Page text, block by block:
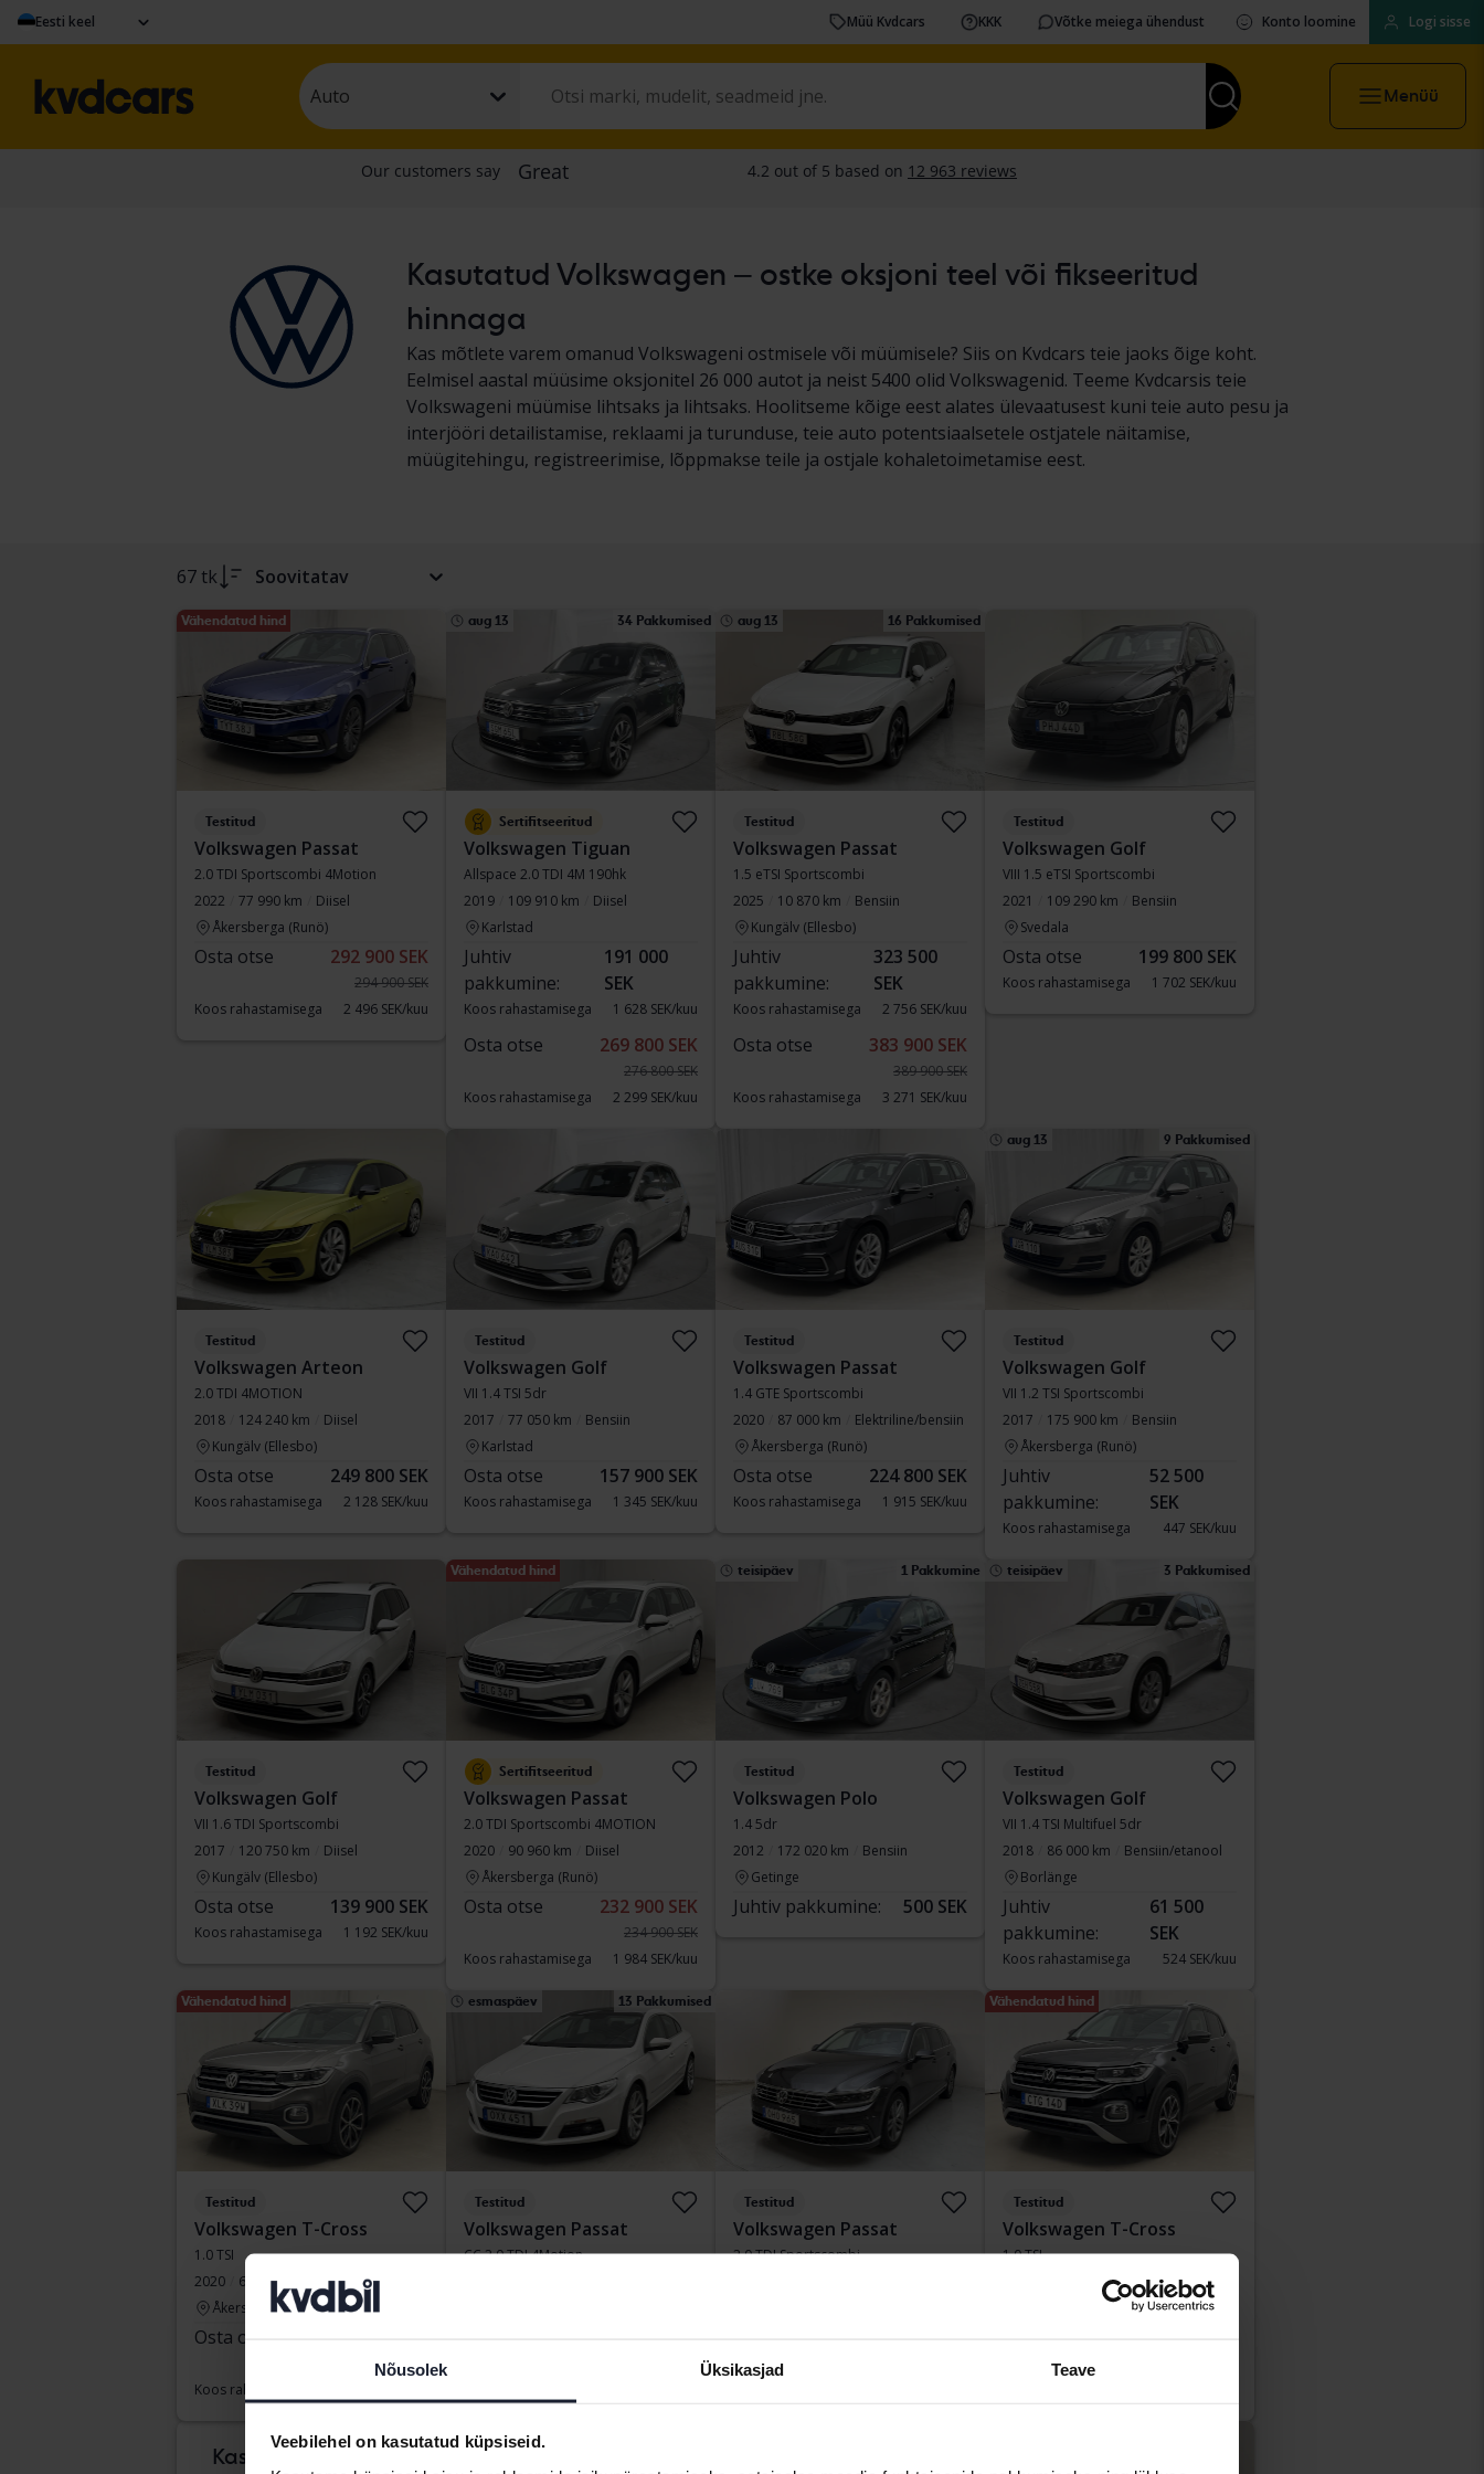
Nõusolek Üksikasjad Teave
Veebilehel on kasutatud küpsiseid.
Eesti keel Müü Kvdcars KKK Võtke meiega ühendust Konto loomine Logi sisse
Auto Menüü
Kasutatud Volkswagen – ostke oksjoni teel või fikseeritud
hinnaga
Kas mõtlete varem omanud Volkswageni ostmisele või müümisele? Siis on Kvdcars teie jaoks õige koht.
Eelmisel aastal müüsime oksjonitel 26 000 autot ja neist 5400 olid Volkswagenid. Teeme Kvdcarsis teie
Volkswageni müümise lihtsaks ja lihtsaks. Hoolitseme kõige eest alates ülevaatusest kuni teie auto pesu ja
interjööri detailistamise, reklaami ja turunduse, teie auto potentsiaalsetele ostjatele näitamise,
müügitehingu, registreerimise, lõppmakse teile ja ostjale kohaletoimetamise eest.
67 tk Soovitatav
Vähendatud hind
Testitud
Volkswagen Passat
2.0 TDI Sportscombi 4Motion
2022
77 990 km
Diisel
Åkersberga (Runö)
Osta otse 292 900 SEK
294 900 SEK
Koos rahastamisega
2 496 SEK/kuu
aug 13 34 Pakkumised
Sertifitseeritud
Volkswagen Tiguan
Allspace 2.0 TDI 4M 190hk
2019
109 910 km
Diisel
Karlstad
Juhtiv
pakkumine:
191 000
SEK
Koos rahastamisega 1 628 SEK/kuu
Osta otse 269 800 SEK
276 800 SEK
Koos rahastamisega
2 299 SEK/kuu
aug 13 16 Pakkumised
Testitud
Volkswagen Passat
1.5 eTSI Sportscombi
2025
10 870 km
Bensiin
Kungälv (Ellesbo)
Juhtiv
pakkumine:
323 500
SEK
Koos rahastamisega 2 756 SEK/kuu
Osta otse 383 900 SEK
389 900 SEK
Koos rahastamisega
3 271 SEK/kuu
Testitud
Volkswagen Golf
VIII 1.5 eTSI Sportscombi
2021
109 290 km
Bensiin
Svedala
Osta otse 199 800 SEK
Koos rahastamisega 1 702 SEK/kuu
Testitud
Volkswagen Arteon
2.0 TDI 4MOTION
2018
124 240 km
Diisel
Kungälv (Ellesbo)
Osta otse 249 800 SEK
Koos rahastamisega 2 128 SEK/kuu
Testitud
Volkswagen Golf
VII 1.4 TSI 5dr
2017
77 050 km
Bensiin
Karlstad
Osta otse 157 900 SEK
Koos rahastamisega 1 345 SEK/kuu
Testitud
Volkswagen Passat
1.4 GTE Sportscombi
2020
87 000 km
Elektriline/bensiin
Åkersberga (Runö)
Osta otse 224 800 SEK
Koos rahastamisega 1 915 SEK/kuu
aug 13 9 Pakkumised
Testitud
Volkswagen Golf
VII 1.2 TSI Sportscombi
2017
175 900 km
Bensiin
Åkersberga (Runö)
Juhtiv
pakkumine:
52 500
SEK
Koos rahastamisega 447 SEK/kuu
Testitud
Volkswagen Golf
VII 1.6 TDI Sportscombi
2017
120 750 km
Diisel
Kungälv (Ellesbo)
Osta otse 139 900 SEK
Koos rahastamisega 1 192 SEK/kuu
Vähendatud hind
Sertifitseeritud
Volkswagen Passat
2.0 TDI Sportscombi 4MOTION
2020
90 960 km
Diisel
Åkersberga (Runö)
Osta otse 232 900 SEK
234 900 SEK
Koos rahastamisega
1 984 SEK/kuu
teisipäev 1 Pakkumine
Testitud
Volkswagen Polo
1.4 5dr
2012
172 020 km
Bensiin
Getinge
Juhtiv pakkumine: 500 SEK
teisipäev 3 Pakkumised
Testitud
Volkswagen Golf
VII 1.4 TSI Multifuel 5dr
2018
86 000 km
Bensiin/etanool
Borlänge
Juhtiv
pakkumine:
61 500
SEK
Koos rahastamisega 524 SEK/kuu
Vähendatud hind
Testitud
Volkswagen T-Cross
1.0 TSI
2020
61 510 km
Bensiin
Åkersberga (Runö)
Osta otse
189 800 SEK
Koos rahastamisega
esmaspäev 13 Pakkumised
Testitud
Volkswagen Passat
CC 2.0 TDI 4Motion
Testitud
Volkswagen Passat
2.0 TDI Sportscombi
Koos rahastamisega
Vähendatud hind
Testitud
Volkswagen T-Cross
1.0 TSI
74 060 km
Bensiin
Åkersberga (Runö)
Kas on raske teada,
teisipäev